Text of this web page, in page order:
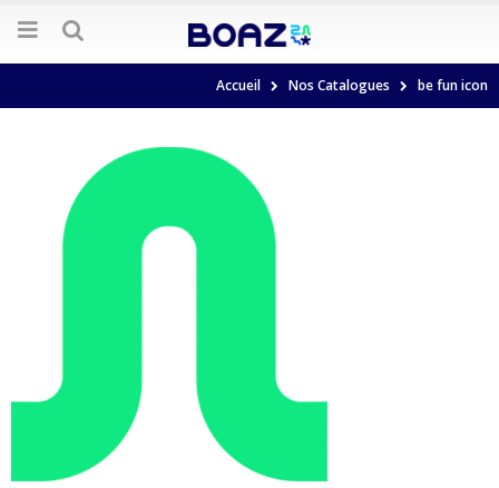
Accueil Nos Catalogues be fun icon